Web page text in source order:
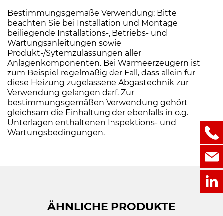
Bestimmungsgemäße Verwendung: Bitte
beachten Sie bei Installation und Montage
beiliegende Installations-, Betriebs- und
Wartungsanleitungen sowie
Produkt-/Sytemzulassungen aller
Anlagenkomponenten. Bei Wärmeerzeugern ist
zum Beispiel regelmäßig der Fall, dass allein für
diese Heizung zugelassene Abgastechnik zur
Verwendung gelangen darf. Zur
bestimmungsgemäßen Verwendung gehört
gleichsam die Einhaltung der ebenfalls in o.g.
Unterlagen enthaltenen Inspektions- und
Wartungsbedingungen.
ÄHNLICHE PRODUKTE